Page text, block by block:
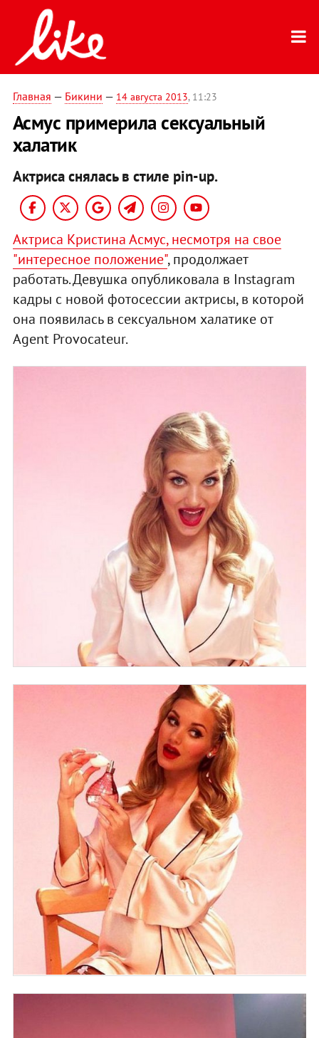
Главная — Бикини — 14 августа 2013, 11:23
Асмус примерила сексуальный
халатик
Актриса снялась в стиле pin-up.
Актриса Кристина Асмус, несмотря на свое
"интересное положение", продолжает
работать. Девушка опубликовала в Instagram
кадры с новой фотосессии актрисы, в которой
она появилась в сексуальном халатике от
Agent Provocateur.